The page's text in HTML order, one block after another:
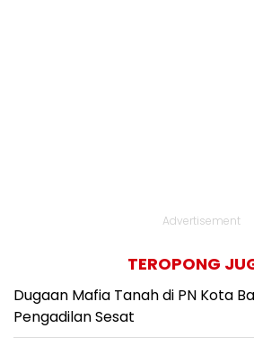
Advertisement
TEROPONG
Dugaan Mafia Tanah di PN Kota
Pengadilan Sesat